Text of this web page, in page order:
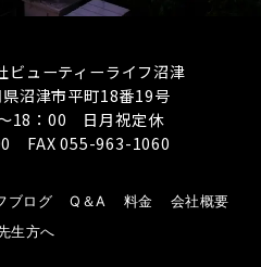
ューティーライフ沼津
沼津市平町18番19号
18：00 日月祝定休
FAX 055-963-1060
ブログ Q＆A 料金
会社概要
生方へ